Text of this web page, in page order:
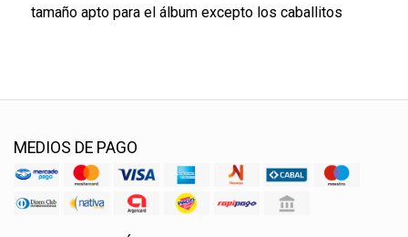
tamaño apto para el álbum excepto los caballitos
MEDIOS DE PAGO